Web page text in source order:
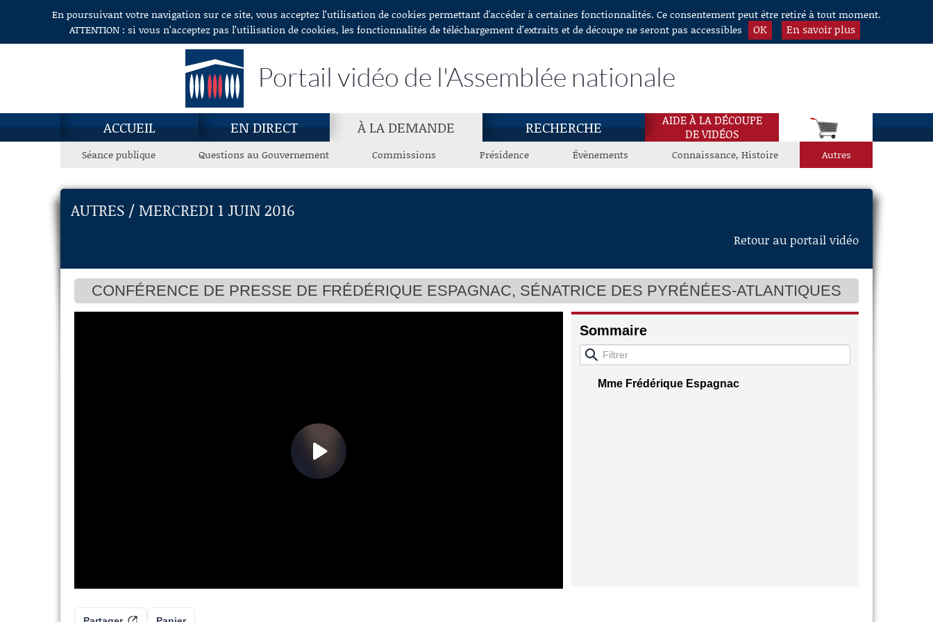
Aller au contenuEn poursuivant votre navigation sur ce site, vous acceptez l’utilisation de cookies permettant d'accéder à certaines fonctionnalités. Ce consentement peut être retiré à tout moment.
ATTENTION : si vous n’acceptez pas l’utilisation de cookies, les fonctionnalités de téléchargement d’extraits et de découpe ne seront pas accessibles
OK En savoir plus
Portail vidéo de l'Assemblée nationale
ACCUEIL EN DIRECT À LA DEMANDE RECHERCHE
AIDE À LA DÉCOUPE
DE VIDÉOS
Séance publique Questions au Gouvernement Commissions Présidence Évènements Connaissance, Histoire Autres
AUTRES / MERCREDI 1 JUIN 2016
Retour au portail vidéo
CONFÉRENCE DE PRESSE DE FRÉDÉRIQUE ESPAGNAC, SÉNATRICE DES PYRÉNÉES-ATLANTIQUES
Sommaire
Mme Frédérique Espagnac